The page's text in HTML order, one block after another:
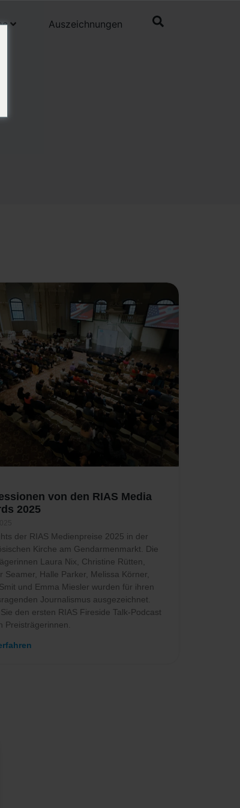
Auszeichnungen
von den RIAS Media
2025
der RIAS Medienpreise 2025 in der
Kirche am Gendarmenmarkt. Die
Laura Nix, Christine Rütten,
Seamer, Halle Parker, Melissa Körner,
und Emma Miesler wurden für ihren
Journalismus ausgezeichnet.
den ersten RIAS Fireside Talk-Podcast
Preisträgerinnen.